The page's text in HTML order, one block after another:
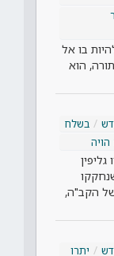
בו אל
הוא
בשלח
הקב"ה,
יתרו